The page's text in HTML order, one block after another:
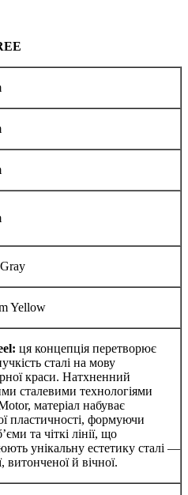
Yellow
ця концепція перетворює
сталі на мову
краси. Натхненний
сталевими технологіями
матеріал набуває
пластичності, формуючи
та чіткі лінії, що
унікальну естетику сталі —
витонченої й вічної.